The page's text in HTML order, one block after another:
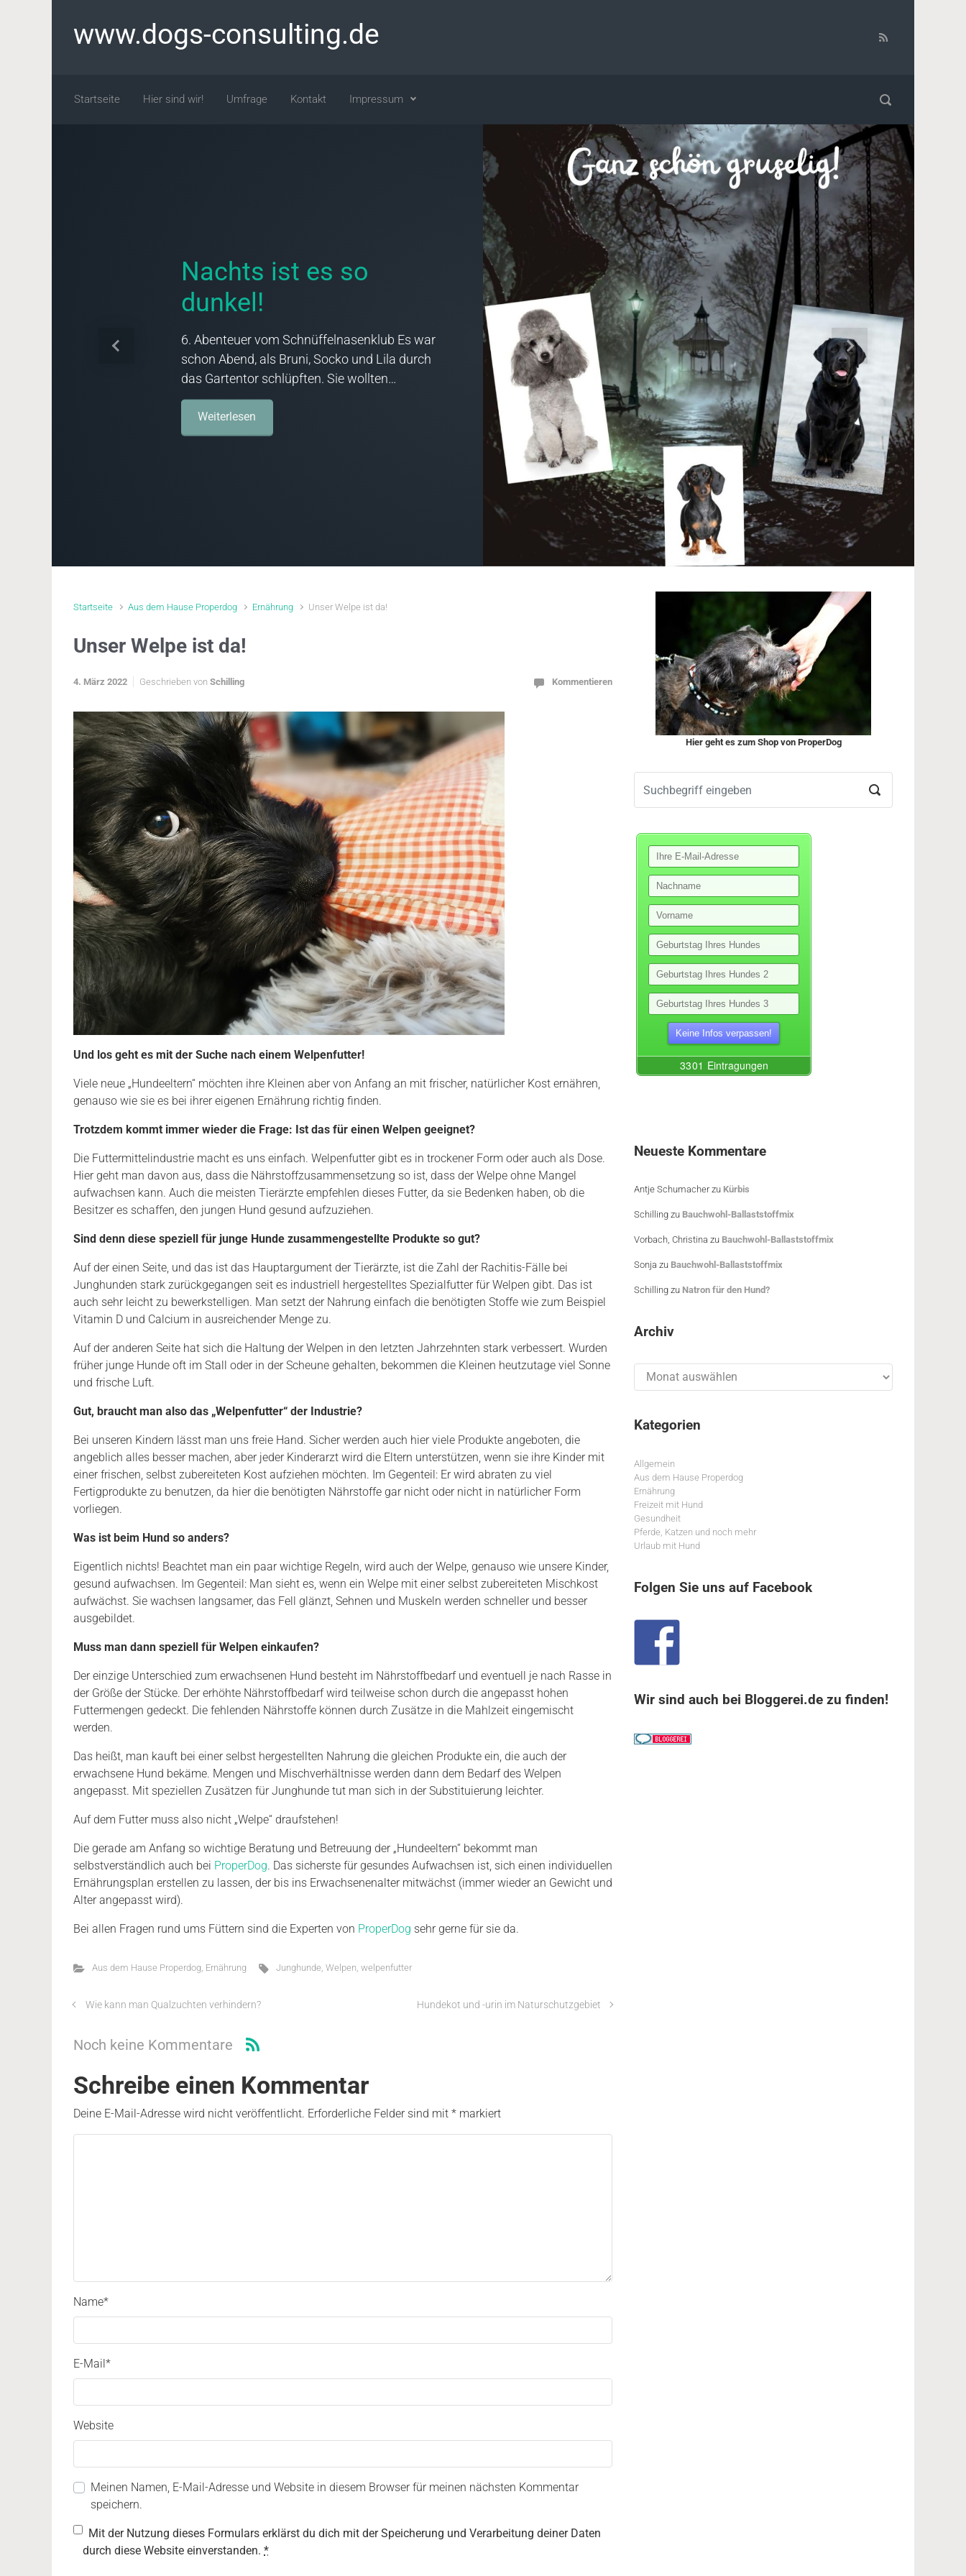
www.dogs-consulting.de
Startseite Hier sind wir! Umfrage Kontakt Impressum
Nachts ist es so
dunkel!
6. Abenteuer vom Schnüffelnasenklub Es war
schon Abend, als Bruni, Socko und Lila durch
das Gartentor schlüpften. Sie wollten…
Weiterlesen
Vorheriger Nächster
Startseite Aus dem Hause Properdog Ernährung Unser Welpe ist da!
Unser Welpe ist da!
4. März 2022 Geschrieben von Schilling Kommentieren
Und los geht es mit der Suche nach einem Welpenfutter!
Viele neue „Hundeeltern“ möchten ihre Kleinen aber von Anfang an mit frischer, natürlicher Kost ernähren,
genauso wie sie es bei ihrer eigenen Ernährung richtig finden.
Trotzdem kommt immer wieder die Frage: Ist das für einen Welpen geeignet?
Die Futtermittelindustrie macht es uns einfach. Welpenfutter gibt es in trockener Form oder auch als Dose.
Hier geht man davon aus, dass die Nährstoffzusammensetzung so ist, dass der Welpe ohne Mangel
aufwachsen kann. Auch die meisten Tierärzte empfehlen dieses Futter, da sie Bedenken haben, ob die
Besitzer es schaffen, den jungen Hund gesund aufzuziehen.
Sind denn diese speziell für junge Hunde zusammengestellte Produkte so gut?
Auf der einen Seite, und das ist das Hauptargument der Tierärzte, ist die Zahl der Rachitis-Fälle bei
Junghunden stark zurückgegangen seit es industriell hergestelltes Spezialfutter für Welpen gibt. Das ist
auch sehr leicht zu bewerkstelligen. Man setzt der Nahrung einfach die benötigten Stoffe wie zum Beispiel
Vitamin D und Calcium in ausreichender Menge zu.
Auf der anderen Seite hat sich die Haltung der Welpen in den letzten Jahrzehnten stark verbessert. Wurden
früher junge Hunde oft im Stall oder in der Scheune gehalten, bekommen die Kleinen heutzutage viel Sonne
und frische Luft.
Gut, braucht man also das „Welpenfutter“ der Industrie?
Bei unseren Kindern lässt man uns freie Hand. Sicher werden auch hier viele Produkte angeboten, die
angeblich alles besser machen, aber jeder Kinderarzt wird die Eltern unterstützen, wenn sie ihre Kinder mit
einer frischen, selbst zubereiteten Kost aufziehen möchten. Im Gegenteil: Er wird abraten zu viel
Fertigprodukte zu benutzen, da hier die benötigten Nährstoffe gar nicht oder nicht in natürlicher Form
vorliegen.
Was ist beim Hund so anders?
Eigentlich nichts! Beachtet man ein paar wichtige Regeln, wird auch der Welpe, genauso wie unsere Kinder,
gesund aufwachsen. Im Gegenteil: Man sieht es, wenn ein Welpe mit einer selbst zubereiteten Mischkost
aufwächst. Sie wachsen langsamer, das Fell glänzt, Sehnen und Muskeln werden schneller und besser
ausgebildet.
Muss man dann speziell für Welpen einkaufen?
Der einzige Unterschied zum erwachsenen Hund besteht im Nährstoffbedarf und eventuell je nach Rasse in
der Größe der Stücke. Der erhöhte Nährstoffbedarf wird teilweise schon durch die angepasst hohen
Futtermengen gedeckt. Die fehlenden Nährstoffe können durch Zusätze in die Mahlzeit eingemischt
werden.
Das heißt, man kauft bei einer selbst hergestellten Nahrung die gleichen Produkte ein, die auch der
erwachsene Hund bekäme. Mengen und Mischverhältnisse werden dann dem Bedarf des Welpen
angepasst. Mit speziellen Zusätzen für Junghunde tut man sich in der Substituierung leichter.
Auf dem Futter muss also nicht „Welpe“ draufstehen!
Die gerade am Anfang so wichtige Beratung und Betreuung der „Hundeeltern“ bekommt man
selbstverständlich auch bei ProperDog. Das sicherste für gesundes Aufwachsen ist, sich einen individuellen
Ernährungsplan erstellen zu lassen, der bis ins Erwachsenenalter mitwächst (immer wieder an Gewicht und
Alter angepasst wird).
Bei allen Fragen rund ums Füttern sind die Experten von ProperDog sehr gerne für sie da.
Aus dem Hause Properdog, Ernährung Junghunde,Welpen,welpenfutter
Wie kann man Qualzuchten verhindern? Hundekot und -urin im Naturschutzgebiet
Noch keine Kommentare
Schreibe einen Kommentar
Deine E-Mail-Adresse wird nicht veröffentlicht. Erforderliche Felder sind mit * markiert
Name*
E-Mail *
Website
Meinen Namen, E-Mail-Adresse und Website in diesem Browser für meinen nächsten Kommentar
speichern.
Mit der Nutzung dieses Formulars erklärst du dich mit der Speicherung und Verarbeitung deiner Daten
durch diese Website einverstanden. *
Hier geht es zum Shop von ProperDog
Neueste Kommentare
Antje Schumacherzu Kürbis
Schilling zu Bauchwohl-Ballaststoffmix
Vorbach, Christina zu Bauchwohl-Ballaststoffmix
Sonja zu Bauchwohl-Ballaststoffmix
Schilling zu Natron für den Hund?
Archiv
Kategorien
Allgemein
Aus dem Hause Properdog
Ernährung
Freizeit mit Hund
Gesundheit
Pferde, Katzen und noch mehr
Urlaub mit Hund
Folgen Sie uns auf Facebook
Wir sind auch bei Bloggerei.de zu finden!